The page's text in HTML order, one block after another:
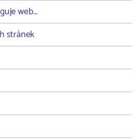
web...
stránek